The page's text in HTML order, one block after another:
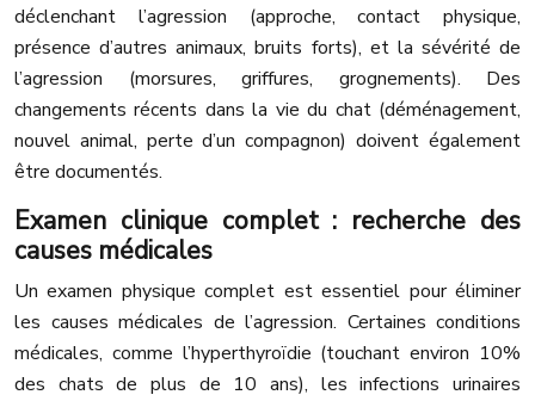
déclenchant l’agression (approche, contact physique,
présence d’autres animaux, bruits forts), et la sévérité de
l’agression (morsures, griffures, grognements). Des
changements récents dans la vie du chat (déménagement,
nouvel animal, perte d’un compagnon) doivent également
être documentés.
Examen clinique complet : recherche des
causes médicales
Un examen physique complet est essentiel pour éliminer
les causes médicales de l’agression. Certaines conditions
médicales, comme l’hyperthyroïdie (touchant environ 10%
des chats de plus de 10 ans), les infections urinaires